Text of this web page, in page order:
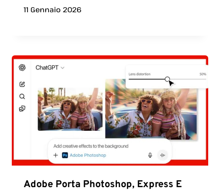
11 Gennaio 2026
Adobe Porta Photoshop, Express E